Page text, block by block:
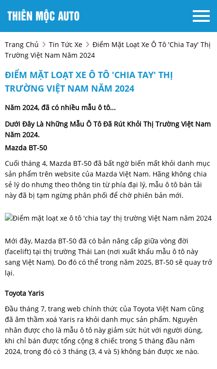
Trang Chủ Tin Tức Xe
Điểm Mặt Loạt Xe Ô Tô 'chia Tay' Thị
Trường Việt Nam Năm 2024
ĐIỂM MẶT LOẠT XE Ô TÔ 'CHIA TAY' THỊ
TRƯỜNG VIỆT NAM NĂM 2024
Năm 2024, đã có nhiều mẫu ô tô...
Dưới Đây Là Những Mẫu Ô Tô Đã Rút Khỏi Thị Trường Việt Nam
Năm 2024.
Mazda BT-50
Cuối tháng 4, Mazda BT-50 đã bất ngờ biến mất khỏi danh mục
sản phẩm trên website của Mazda Việt Nam. Hãng không chia
sẻ lý do nhưng theo thông tin từ phía đại lý, mẫu ô tô bán tải
này đã bị tạm ngừng phân phối để chờ phiên bản mới.
Mới đây, Mazda BT-50 đã có bản nâng cấp giữa vòng đời
(facelift) tại thị trường Thái Lan (nơi xuất khẩu mẫu ô tô này
sang Việt Nam). Do đó có thể trong năm 2025, BT-50 sẽ quay trở
lại.
Toyota Yaris
Đầu tháng 7, trang web chính thức của Toyota Việt Nam cũng
đã âm thầm xoá Yaris ra khỏi danh mục sản phẩm. Nguyên
nhân được cho là mẫu ô tô này giảm sức hút với người dùng,
khi chỉ bán được tổng cộng 8 chiếc trong 5 tháng đầu năm
2024, trong đó có 3 tháng (3, 4 và 5) không bán được xe nào.